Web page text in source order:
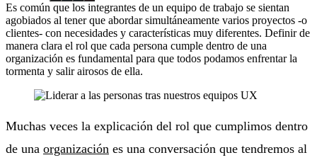
Es común que los integrantes de un equipo de trabajo se sientan
agobiados al tener que abordar simultáneamente varios proyectos -o
clientes- con necesidades y características muy diferentes. Definir de
manera clara el rol que cada persona cumple dentro de una
organización es fundamental para que todos podamos enfrentar la
tormenta y salir airosos de ella.
Muchas veces la explicación del rol que cumplimos dentro
de una organización es una conversación que tendremos al